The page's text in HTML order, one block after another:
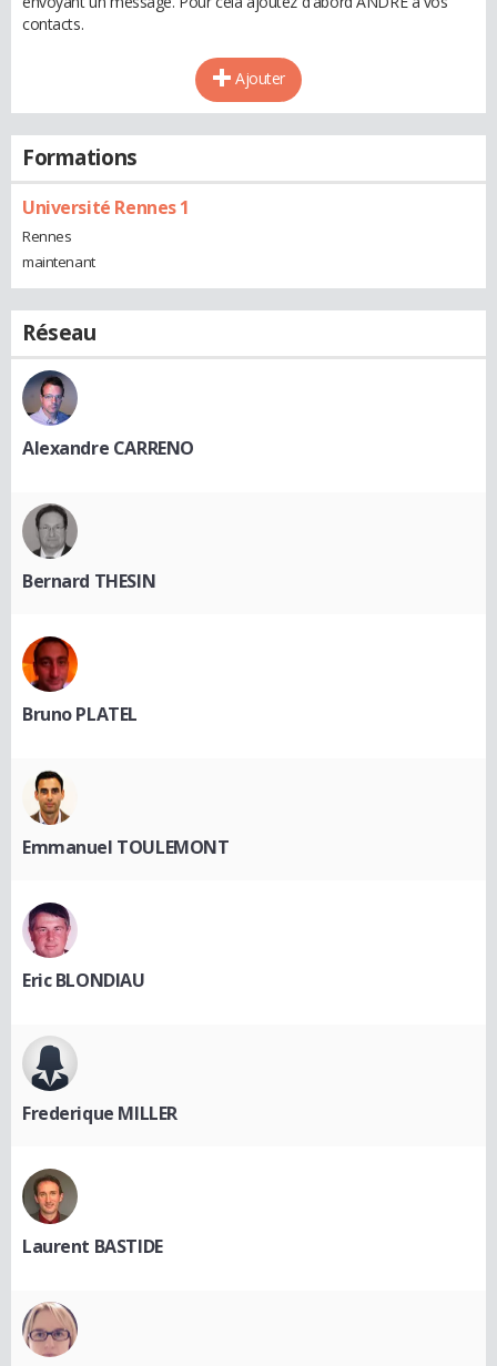
contacts.
Ajouter
Formations
Université Rennes 1
Rennes
maintenant
Réseau
Alexandre CARRENO
Bernard THESIN
Bruno PLATEL
Emmanuel TOULEMONT
Eric BLONDIAU
Frederique MILLER
Laurent BASTIDE